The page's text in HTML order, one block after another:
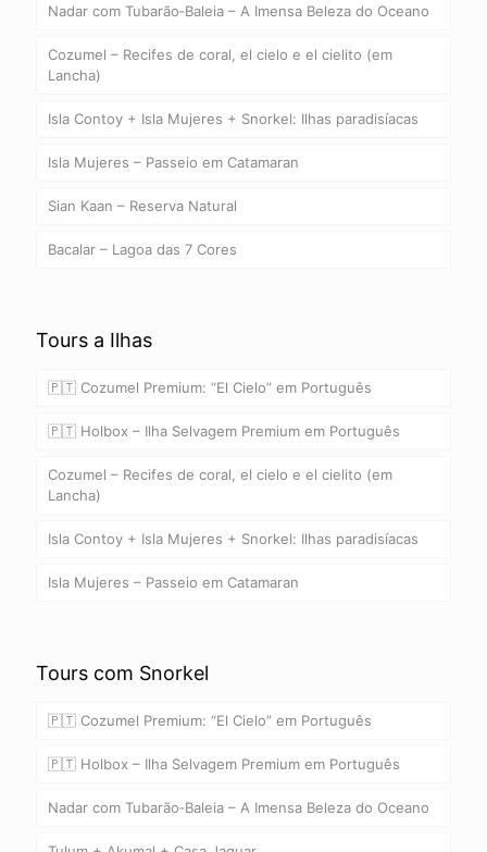
Nadar com Tubarão‑Baleia – A Imensa Beleza do Oceano
Cozumel – Recifes de coral, el cielo e el cielito (em
Lancha)
Isla Contoy + Isla Mujeres + Snorkel: Ilhas paradisíacas
Isla Mujeres – Passeio em Catamaran
Sian Kaan – Reserva Natural
Bacalar – Lagoa das 7 Cores
Tours a Ilhas
🇵🇹 Cozumel Premium: “El Cielo” em Português
🇵🇹 Holbox – Ilha Selvagem Premium em Português
Cozumel – Recifes de coral, el cielo e el cielito (em
Lancha)
Isla Contoy + Isla Mujeres + Snorkel: Ilhas paradisíacas
Isla Mujeres – Passeio em Catamaran
Tours com Snorkel
🇵🇹 Cozumel Premium: “El Cielo” em Português
🇵🇹 Holbox – Ilha Selvagem Premium em Português
Nadar com Tubarão‑Baleia – A Imensa Beleza do Oceano